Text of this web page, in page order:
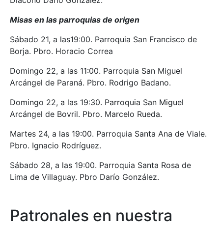
Misas en las parroquias de origen
Sábado 21, a las19:00. Parroquia San Francisco de
Borja. Pbro. Horacio Correa
Domingo 22, a las 11:00. Parroquia San Miguel
Arcángel de Paraná. Pbro. Rodrigo Badano.
Domingo 22, a las 19:30. Parroquia San Miguel
Arcángel de Bovril. Pbro. Marcelo Rueda.
Martes 24, a las 19:00. Parroquia Santa Ana de Viale.
Pbro. Ignacio Rodríguez.
Sábado 28, a las 19:00. Parroquia Santa Rosa de
Lima de Villaguay. Pbro Darío González.
Patronales en nuestra